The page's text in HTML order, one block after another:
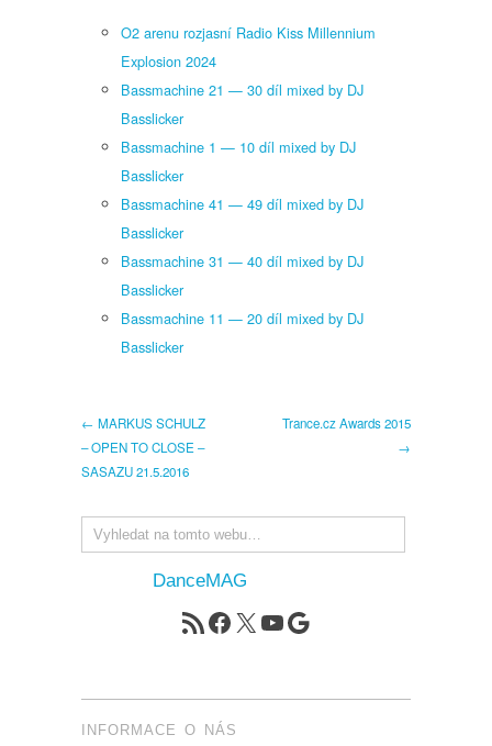
O2 arenu rozjasní Radio Kiss Millennium
Explosion 2024
Bassmachine 21 — 30 díl mixed by DJ
Basslicker
Bassmachine 1 — 10 díl mixed by DJ
Basslicker
Bassmachine 41 — 49 díl mixed by DJ
Basslicker
Bassmachine 31 — 40 díl mixed by DJ
Basslicker
Bassmachine 11 — 20 díl mixed by DJ
Basslicker
← MARKUS SCHULZ
– OPEN TO CLOSE –
SASAZU 21.5.2016
Trance.cz Awards 2015
→
DanceMAG
RSS zdrojFacebook
X YouTube
Google
INFORMACE O NÁS